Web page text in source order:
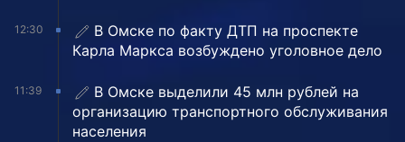
12:30
В Омске по факту ДТП на проспекте
Карла Маркса возбуждено уголовное дело
11:39
В Омске выделили 45 млн рублей на
организацию транспортного обслуживания
населения